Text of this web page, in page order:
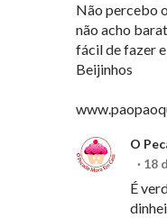
Não percebo
não acho
fácil de fazer
Beijinhos
O
18
É